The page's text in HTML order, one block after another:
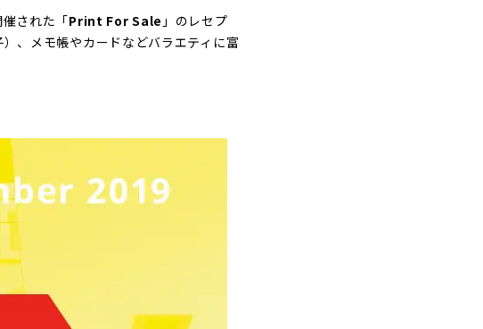
された「Print For Sale 」のレセプ
、メモ帳やカードなどバラエティに富